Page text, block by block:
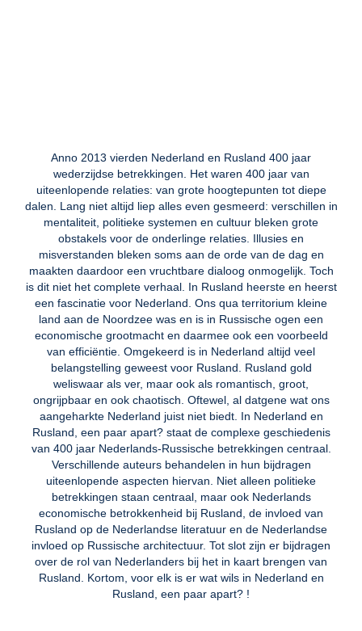
Anno 2013 vierden Nederland en Rusland 400 jaar
wederzijdse betrekkingen. Het waren 400 jaar van
uiteenlopende relaties: van grote hoogtepunten tot diepe
dalen. Lang niet altijd liep alles even gesmeerd: verschillen in
mentaliteit, politieke systemen en cultuur bleken grote
obstakels voor de onderlinge relaties. Illusies en
misverstanden bleken soms aan de orde van de dag en
maakten daardoor een vruchtbare dialoog onmogelijk. Toch
is dit niet het complete verhaal. In Rusland heerste en heerst
een fascinatie voor Nederland. Ons qua territorium kleine
land aan de Noordzee was en is in Russische ogen een
economische grootmacht en daarmee ook een voorbeeld
van efficiëntie. Omgekeerd is in Nederland altijd veel
belangstelling geweest voor Rusland. Rusland gold
weliswaar als ver, maar ook als romantisch, groot,
ongrijpbaar en ook chaotisch. Oftewel, al datgene wat ons
aangeharkte Nederland juist niet biedt. In Nederland en
Rusland, een paar apart? staat de complexe geschiedenis
van 400 jaar Nederlands-Russische betrekkingen centraal.
Verschillende auteurs behandelen in hun bijdragen
uiteenlopende aspecten hiervan. Niet alleen politieke
betrekkingen staan centraal, maar ook Nederlands
economische betrokkenheid bij Rusland, de invloed van
Rusland op de Nederlandse literatuur en de Nederlandse
invloed op Russische architectuur. Tot slot zijn er bijdragen
over de rol van Nederlanders bij het in kaart brengen van
Rusland. Kortom, voor elk is er wat wils in Nederland en
Rusland, een paar apart? !